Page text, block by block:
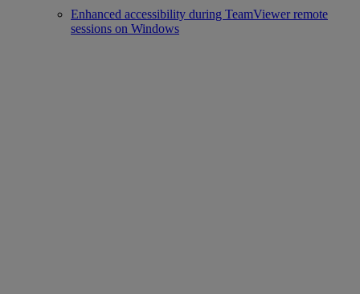
Enhanced accessibility during TeamViewer remote
sessions on Windows